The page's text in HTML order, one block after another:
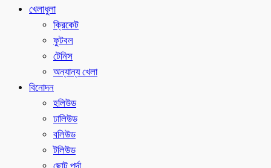
খেলাধুলা
ক্রিকেট
ফুটবল
টেনিস
অন্যান্য খেলা
বিনোদন
হলিউড
ঢালিউড
বলিউড
টলিউড